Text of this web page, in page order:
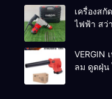
เครื่องสกัด
ไฟฟ้า สว่
VERGIN
ลม ดูดฝุ่น